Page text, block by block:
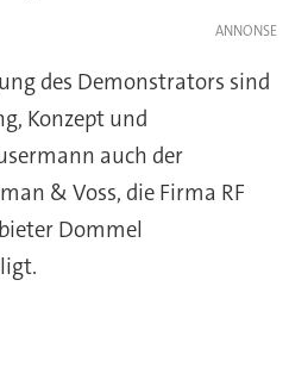
des Demonstrators sind
Konzept und
auch der
& Voss, die Firma RF
Dommel